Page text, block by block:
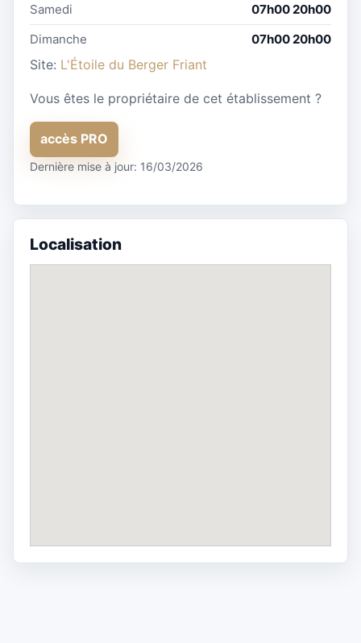
Samedi
07h00 20h00
Dimanche
07h00 20h00
Site: L'Étoile du Berger Friant
Vous êtes le propriétaire de cet établissement ?
accès PRO
Dernière mise à jour: 16/03/2026
Localisation